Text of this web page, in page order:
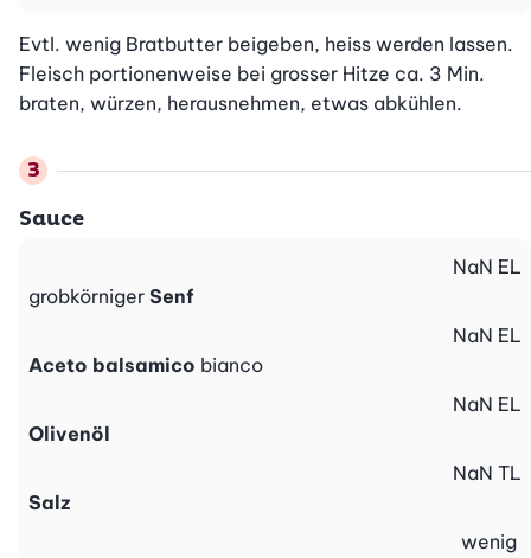
Evtl. wenig Bratbutter beigeben, heiss werden lassen.
Fleisch portionenweise bei grosser Hitze ca. 3 Min.
braten, würzen, herausnehmen, etwas abkühlen.
Sauce
grobkörniger Senf
NaN EL
Aceto balsamico bianco
NaN EL
Olivenöl
NaN EL
Salz
NaN TL
wenig